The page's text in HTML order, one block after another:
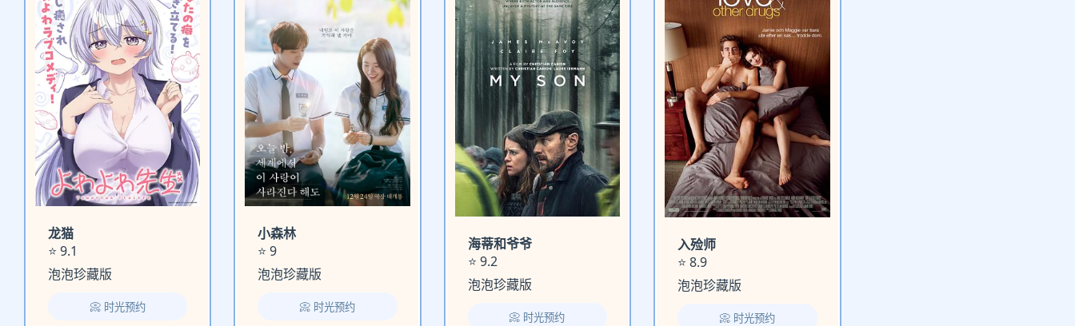
龙猫
⭐ 9.1
泡泡珍藏版
📀 时光预约
小森林
⭐ 9
泡泡珍藏版
📀 时光预约
海蒂和爷爷
⭐ 9.2
泡泡珍藏版
📀 时光预约
入殓师
⭐ 8.9
泡泡珍藏版
📀 时光预约